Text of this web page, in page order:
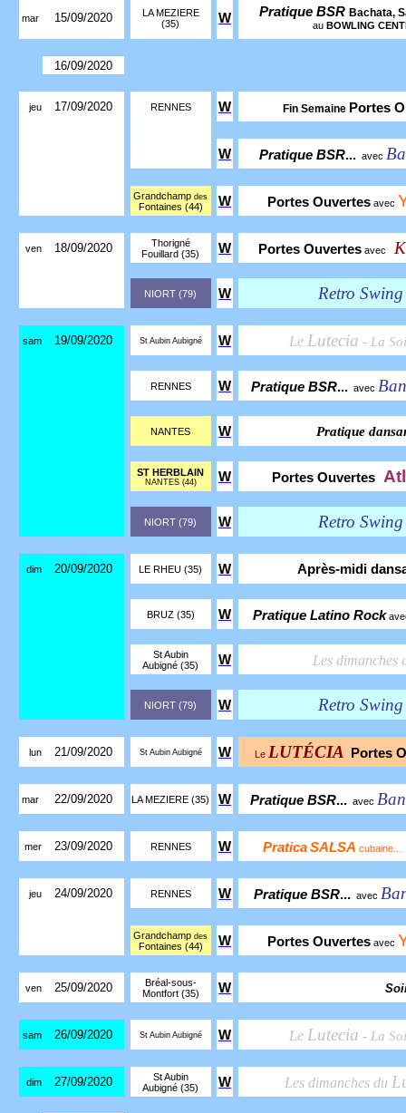
mar 15/09/2020
LA MEZIERE
(35)
W Pratique BSRBachata,
au BOWLING
16/09/2020
jeu 17/09/2020 RENNES W Fin Semaine Portes
W Pratique BSR... avec
Grandchamp des
Fontaines (44) W Portes Ouvertes avec
ven 18/09/2020
Thorigné
Fouillard (35)
W Portes Ouvertes avec
NIORT (79) W Retro
sam 19/09/2020 St Aubin Aubigné W Le Lutecia - La
RENNES W Pratique BSR... avec
NANTES W Pratique
ST HERBLAIN
NANTES (44) W Portes Ouvertes
NIORT (79) W Retro
dim 20/09/2020 LE RHEU (35) W Après-midi
BRUZ (35) W Pratique Latino Rock
St Aubin
Aubigné (35)
W Les dimanches
NIORT (79) W Retro
lun 21/09/2020 St Aubin Aubigné W Le LUTÉCIA Portes
mar 22/09/2020 LA MEZIERE (35) W Pratique BSR... avec
mer 23/09/2020 RENNES W PraticaSALSA cubaine...
jeu 24/09/2020 RENNES W Pratique BSR... avec
Grandchamp des
Fontaines (44) W Portes Ouvertes avec
ven 25/09/2020
Bréal-sous-
Montfort (35)
W
sam 26/09/2020 St Aubin Aubigné W Le Lutecia - La
dim 27/09/2020
St Aubin
Aubigné (35)
W Les dimanches du